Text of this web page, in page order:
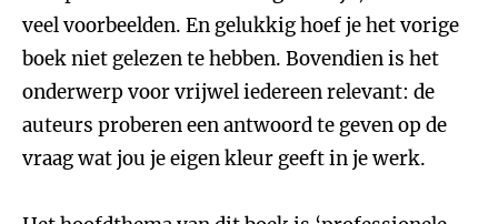
veel voorbeelden. En gelukkig hoef je het vorige
boek niet gelezen te hebben. Bovendien is het
onderwerp voor vrijwel iedereen relevant: de
auteurs proberen een antwoord te geven op de
vraag wat jou je eigen kleur geeft in je werk.